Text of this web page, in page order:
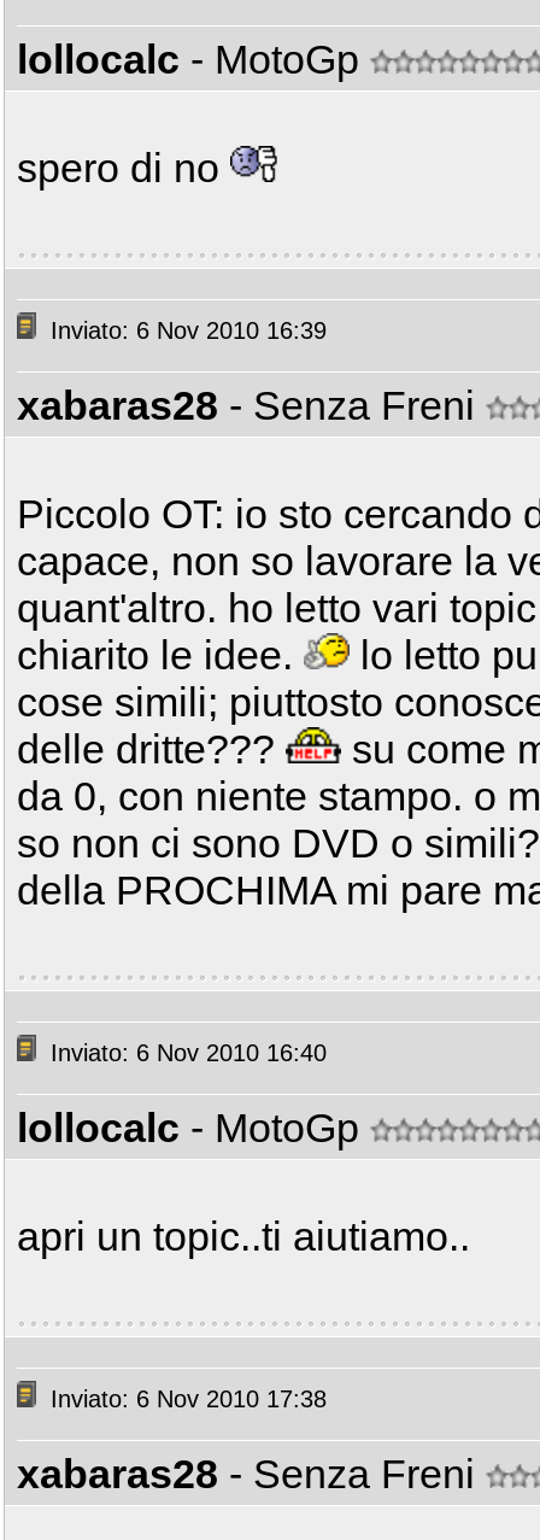
lollocalc - MotoGp
spero di no
Inviato: 6 Nov 2010 16:39
xabaras28 - Senza Freni
Piccolo OT: io sto cercando
capace, non so lavorare la
quant'altro. ho letto vari
chiarito le idee.
lo letto
cose simili; piuttosto
delle dritte???
su come
da 0, con niente stampo. o
so non ci sono DVD o
della PROCHIMA mi pare
Inviato: 6 Nov 2010 16:40
lollocalc - MotoGp
apri un topic..ti aiutiamo..
Inviato: 6 Nov 2010 17:38
xabaras28 - Senza Freni